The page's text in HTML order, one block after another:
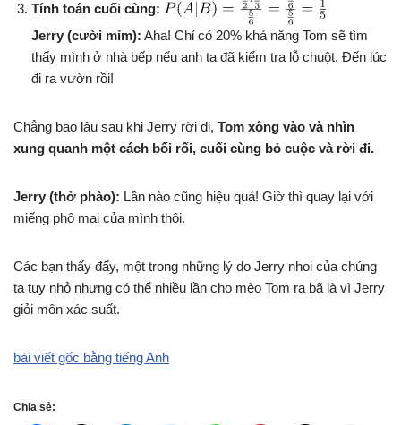
Tính toán cuối cùng:
Jerry (cười mỉm): Aha! Chỉ có 20% khả năng Tom sẽ tìm
thấy mình ở nhà bếp nếu anh ta đã kiểm tra lỗ chuột. Đến lúc
đi ra vườn rồi!
Chẳng bao lâu sau khi Jerry rời đi, Tom xông vào và nhìn
xung quanh một cách bối rối, cuối cùng bỏ cuộc và rời đi.
Jerry (thở phào): Lần nào cũng hiệu quả! Giờ thì quay lại với
miếng phô mai của mình thôi.
Các bạn thấy đấy, một trong những lý do Jerry nhoi của chúng
ta tuy nhỏ nhưng có thể nhiều lần cho mèo Tom ra bã là vì Jerry
giỏi môn xác suất.
bài viết gốc bằng tiếng Anh
Chia sẻ: